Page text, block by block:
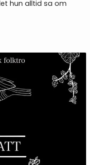
hun alltid sa om